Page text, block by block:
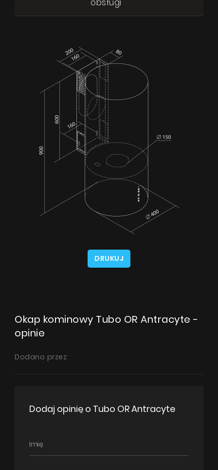
obsługi
DRUKUJ
Okap kominowy Tubo OR Antracyte -
opinie
Dodano przez:
Dodaj opinię o Tubo OR Antracyte